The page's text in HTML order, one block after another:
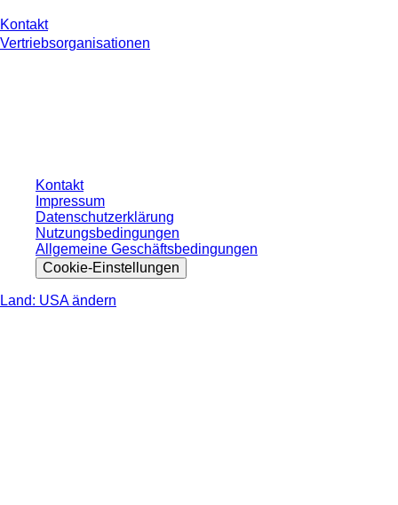
Kontakt
Vertriebsorganisationen
Kontakt
Impressum
Datenschutzerklärung
Nutzungsbedingungen
Allgemeine Geschäftsbedingungen
Cookie-Einstellungen
Land: USA ändern